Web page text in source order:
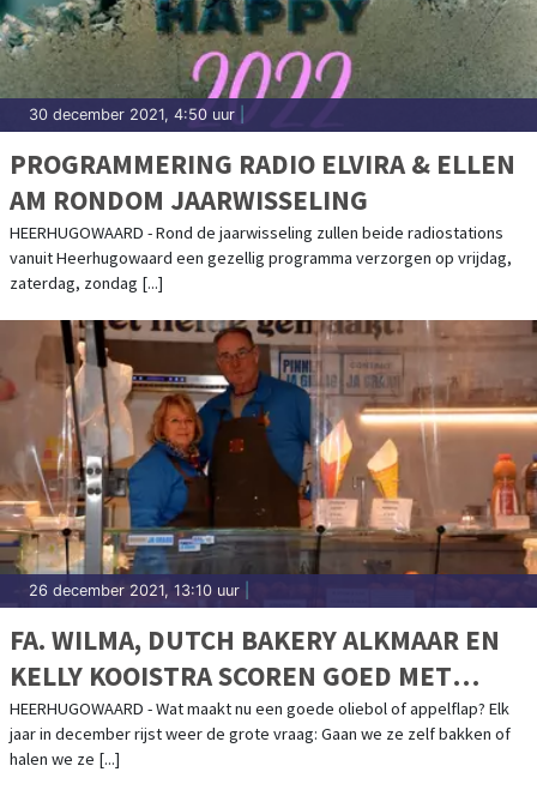
30 december 2021, 4:50 uur
PROGRAMMERING RADIO ELVIRA & ELLEN
AM RONDOM JAARWISSELING
HEERHUGOWAARD - Rond de jaarwisseling zullen beide radiostations
vanuit Heerhugowaard een gezellig programma verzorgen op vrijdag,
zaterdag, zondag [...]
26 december 2021, 13:10 uur
FA. WILMA, DUTCH BAKERY ALKMAAR EN
KELLY KOOISTRA SCOREN GOED MET
OLIEBOLLEN
HEERHUGOWAARD - Wat maakt nu een goede oliebol of appelflap? Elk
jaar in december rijst weer de grote vraag: Gaan we ze zelf bakken of
halen we ze [...]